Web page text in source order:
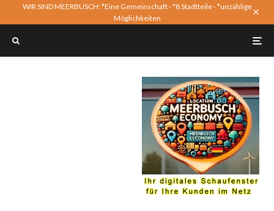
WIR SIND MEERBUSCH: *Eine Gemeinschaft - *8 Stadtteile - *unzählige
Möglichkeiten